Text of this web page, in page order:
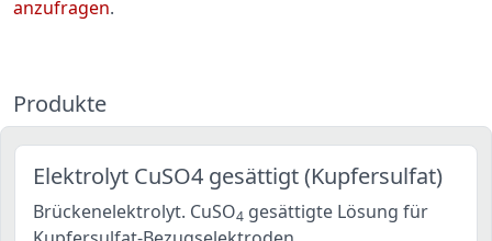
anzufragen.
Produkte
Elektrolyt CuSO4 gesättigt (Kupfersulfat)
Brückenelektrolyt. CuSO4 gesättigte Lösung für